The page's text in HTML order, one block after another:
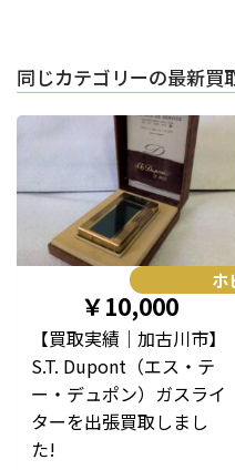
同じカテゴリーの最新買
ホ
￥10,000
【買取実績｜加古川市】
S.T. Dupont（エス・テ
ー・デュポン）ガスライ
ターを出張買取しまし
た!